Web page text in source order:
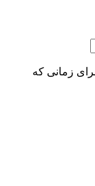
زمانی که